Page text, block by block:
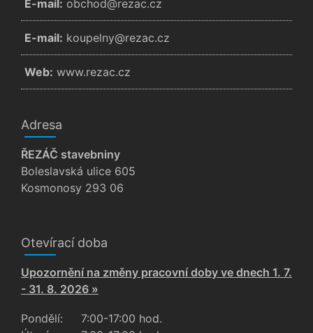
E-mail: zc.cazer@dohcbo
E-mail: zc.cazer@ynlepuok
Web: www.rezac.cz
Adresa
ŘEZÁČ stavebniny
Boleslavská ulice 605
Kosmonosy 293 06
Otevírací doba
Upozornění na změny pracovní doby ve dnech 1. 7.
- 31. 8. 2026 »
Pondělí:
7:00-17:00 hod.